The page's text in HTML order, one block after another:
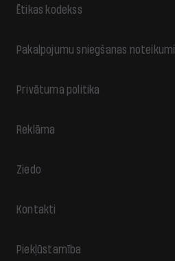
Ētikas kodekss
Pakalpojumu sniegšanas noteikumi
Privātuma politika
Reklāma
Ziedo
Kontakti
Piekļūstamība